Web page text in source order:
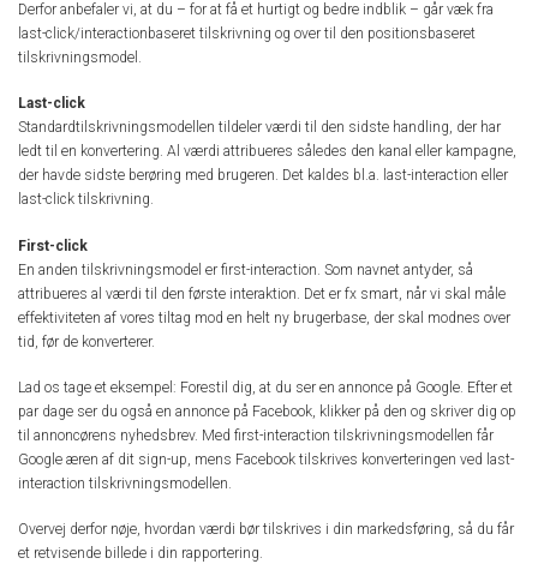
Derfor anbefaler vi, at du – for at få et hurtigt og bedre indblik – går væk fra
last-click/interactionbaseret tilskrivning og over til den positionsbaseret
tilskrivningsmodel.
Last-click
Standardtilskrivningsmodellen tildeler værdi til den sidste handling, der har
ledt til en konvertering. Al værdi attribueres således den kanal eller kampagne,
der havde sidste berøring med brugeren. Det kaldes bl.a. last-interaction eller
last-click tilskrivning.
First-click
En anden tilskrivningsmodel er first-interaction. Som navnet antyder, så
attribueres al værdi til den første interaktion. Det er fx smart, når vi skal måle
effektiviteten af vores tiltag mod en helt ny brugerbase, der skal modnes over
tid, før de konverterer.
Lad os tage et eksempel: Forestil dig, at du ser en annonce på Google. Efter et
par dage ser du også en annonce på Facebook, klikker på den og skriver dig op
til annoncørens nyhedsbrev. Med first-interaction tilskrivningsmodellen får
Google æren af dit sign-up, mens Facebook tilskrives konverteringen ved last-
interaction tilskrivningsmodellen.
Overvej derfor nøje, hvordan værdi bør tilskrives i din markedsføring, så du får
et retvisende billede i din rapportering.